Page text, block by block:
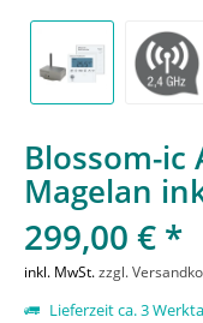
Blossom-ic
Magelan
299,00 € *
inkl. MwSt.zzgl.
Lieferzeit ca. 3